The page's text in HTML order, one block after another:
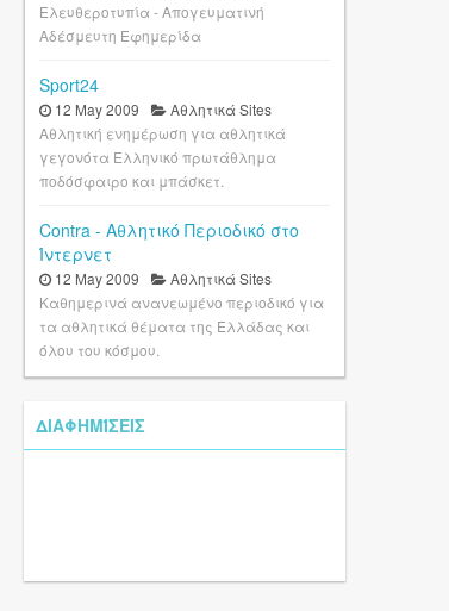
Ελευθεροτυπία - Απογευματινή
Αδέσμευτη Εφημερίδα
Sport24
12 May 2009
Αθλητικά Sites
Αθλητική ενημέρωση για αθλητικά
γεγονότα Ελληνικό πρωτάθλημα
ποδόσφαιρο και μπάσκετ.
Contra - Αθλητικό Περιοδικό στο
Ίντερνετ
12 May 2009
Αθλητικά Sites
Καθημερινά ανανεωμένο περιοδικό για
τα αθλητικά θέματα της Ελλάδας και
όλου του κόσμου.
ΔΙΑΦΗΜΊΣΕΙΣ